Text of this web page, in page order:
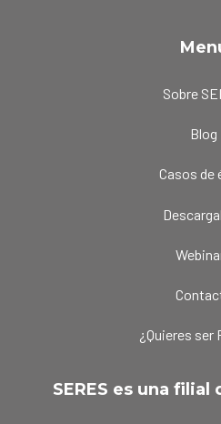
Sobre
Blog
Casos de
¿Quieres ser
SERES es una filial